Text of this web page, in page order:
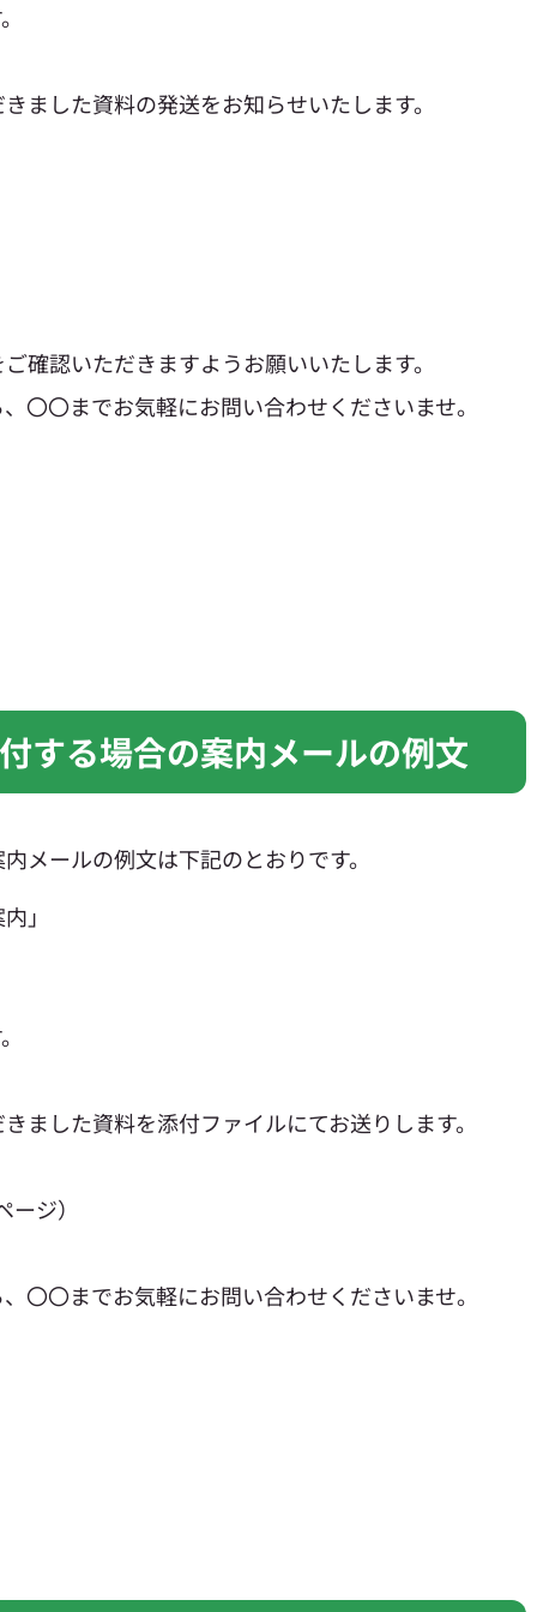
ました資料の発送をお知らせいたします。
確認いただきますようお願いいたします。
〇〇までお気軽にお問い合わせくださいませ。
する場合の案内メールの例文
メールの例文は下記のとおりです。
」
ました資料を添付ファイルにてお送りします。
ジ）
〇〇までお気軽にお問い合わせくださいませ。